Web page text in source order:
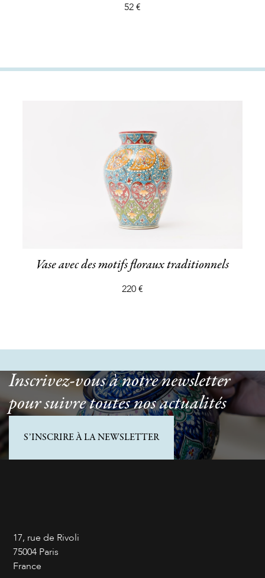
52 €
Vase avec des motifs floraux traditionnels
220 €
Inscrivez-vous à notre newsletter
pour suivre toutes nos actualités
S’INSCRIRE À LA NEWSLETTER
17, rue de Rivoli
75004 Paris
France